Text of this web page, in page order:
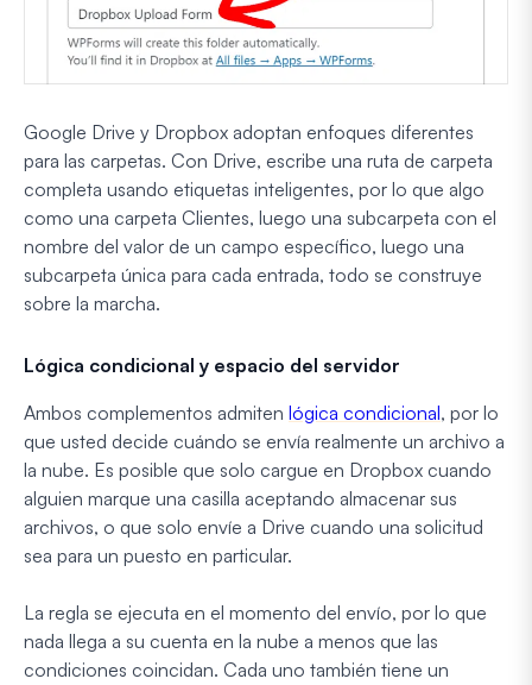
Google Drive y Dropbox adoptan enfoques diferentes
para las carpetas. Con Drive, escribe una ruta de carpeta
completa usando etiquetas inteligentes, por lo que algo
como una carpeta Clientes, luego una subcarpeta con el
nombre del valor de un campo específico, luego una
subcarpeta única para cada entrada, todo se construye
sobre la marcha.
Lógica condicional y espacio del servidor
Ambos complementos admiten lógica condicional, por lo
que usted decide cuándo se envía realmente un archivo a
la nube. Es posible que solo cargue en Dropbox cuando
alguien marque una casilla aceptando almacenar sus
archivos, o que solo envíe a Drive cuando una solicitud
sea para un puesto en particular.
La regla se ejecuta en el momento del envío, por lo que
nada llega a su cuenta en la nube a menos que las
condiciones coincidan. Cada uno también tiene un